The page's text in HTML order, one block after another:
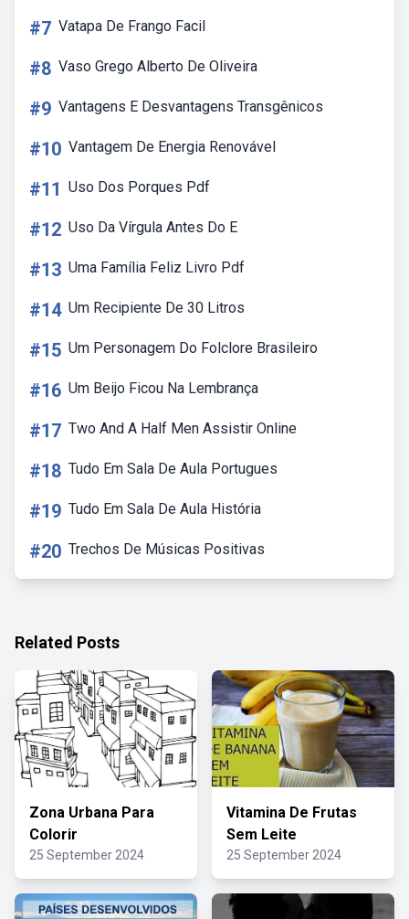
#7 Vatapa De Frango Facil
#8 Vaso Grego Alberto De Oliveira
#9 Vantagens E Desvantagens Transgênicos
#10 Vantagem De Energia Renovável
#11 Uso Dos Porques Pdf
#12 Uso Da Vírgula Antes Do E
#13 Uma Família Feliz Livro Pdf
#14 Um Recipiente De 30 Litros
#15 Um Personagem Do Folclore Brasileiro
#16 Um Beijo Ficou Na Lembrança
#17 Two And A Half Men Assistir Online
#18 Tudo Em Sala De Aula Portugues
#19 Tudo Em Sala De Aula História
#20 Trechos De Músicas Positivas
Related Posts
Zona Urbana Para
Colorir
25 September 2024
Vitamina De Frutas
Sem Leite
25 September 2024